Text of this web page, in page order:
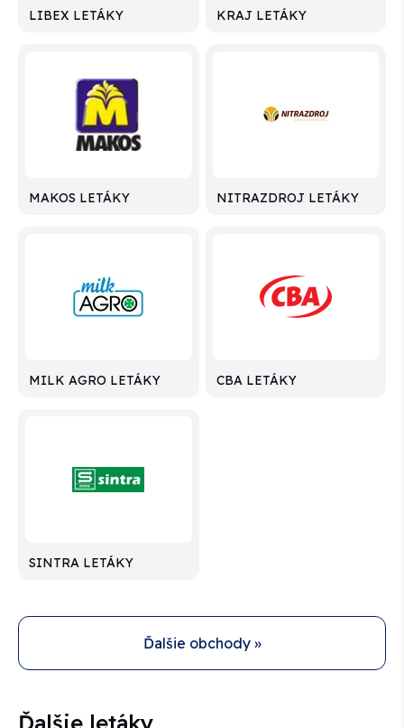
LIBEX LETÁKY KRAJ LETÁKY
MAKOS LETÁKY NITRAZDROJ LETÁKY
MILK AGRO LETÁKY CBA LETÁKY
SINTRA LETÁKY
Ďalšie obchody »
Ďalšie letáky